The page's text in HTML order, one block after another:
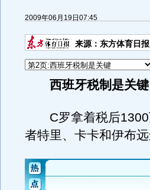
2009年06月19日07:45
来源： 东方体育日报
西班牙税制是关键
C罗拿着税后1300
者特里、卡卡和伊布